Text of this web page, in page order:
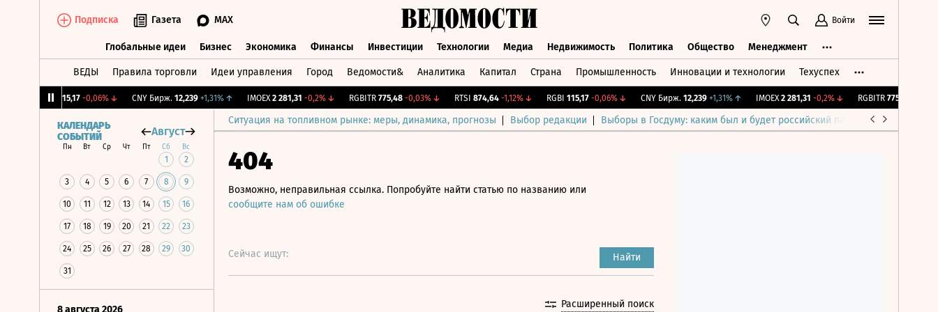
Подписка Газета MAX Войти
Глобальные идеи Бизнес Экономика Финансы Инвестиции Технологии Медиа Недвижимость Политика Общество Менеджмент
ВЕДЫ Правила торговли Идеи управления Город Ведомости& Аналитика Капитал Страна Промышленность Инновации и технологии Техуспех
115,17 -0,06%↓ CNY Бирж. 12,239 +1,31%↑ IMOEX 2 281,31 -0,2%↓ RGBITR 775,48 -0,03%↓ RTSI 874,64 -1,12% ↓ RGBI 115,17 -0,06%↓ CNY Бирж. 12,239 +1,31%↑ IMOEX 2 281,31 -0,2%↓ RGBITR 775,48
Ситуация на топливном рынке: меры, динамика, прогнозы Выбор редакции Выборы в Госдуму: каким был и будет российский парламент
КАЛЕНДАРЬ
СОБЫТИЙ
Август
Пн Вт Ср Чт Пт Сб Вс
1 2
3 4 5 6 7 8 9
10 11 12 13 14 15 16
17 18 19 20 21 22 23
24 25 26 27 28 29 30
31
8 августа 2026
404
Возможно, неправильная ссылка. Попробуйте найти статью по названию или
сообщите нам об ошибке
Сейчас ищут: Найти
Расширенный поиск